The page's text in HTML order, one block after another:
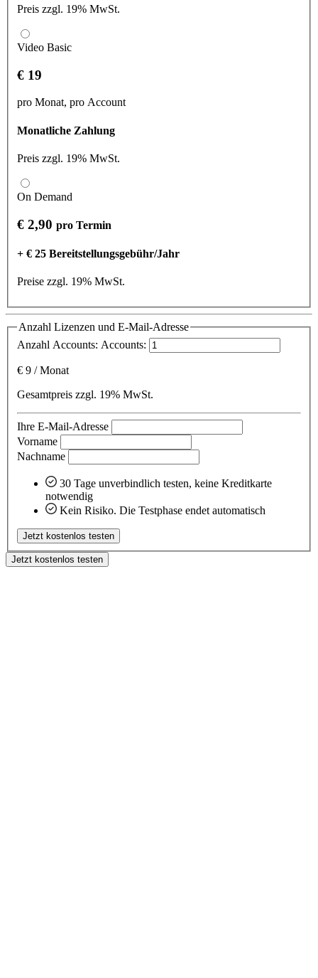
Preis zzgl. 19% MwSt.
Video Basic
€ 19
pro Monat, pro Account
Monatliche Zahlung
Preis zzgl. 19% MwSt.
On Demand
€ 2,90 pro Termin
+ € 25 Bereitstellungsgebühr/Jahr
Preise zzgl. 19% MwSt.
Anzahl Lizenzen und E-Mail-Adresse
Anzahl Accounts: Accounts:
€ 9 /Monat
Gesamtpreis zzgl. 19% MwSt.
Ihre E-Mail-Adresse
Vorname
Nachname
30 Tage unverbindlich testen, keine Kreditkarte
notwendig
Kein Risiko. Die Testphase endet automatisch